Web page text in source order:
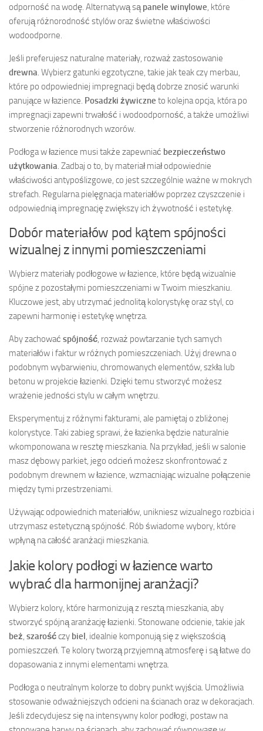
odporność na wodę. Alternatywą są panele winylowe , które
oferują różnorodność stylów oraz świetne właściwości
wodoodporne.
Jeśli preferujesz naturalne materiały, rozważ zastosowanie
drewna . Wybierz gatunki egzotyczne, takie jak teak czy merbau,
które po odpowiedniej impregnacji będą dobrze znosić warunki
panujące w łazience. Posadzki żywiczne to kolejna opcja, która po
impregnacji zapewni trwałość i wodoodporność, a także umożliwi
stworzenie różnorodnych wzorów.
Podłoga w łazience musi także zapewniać bezpieczeństwo
użytkowania . Zadbaj o to, by materiał miał odpowiednie
właściwości antypoślizgowe, co jest szczególnie ważne w mokrych
strefach. Regularna pielęgnacja materiałów poprzez czyszczenie i
odpowiednią impregnację zwiększy ich żywotność i estetykę.
Dobór materiałów pod kątem spójności
wizualnej z innymi pomieszczeniami
Wybierz materiały podłogowe w łazience, które będą wizualnie
spójne z pozostałymi pomieszczeniami w Twoim mieszkaniu.
Kluczowe jest, aby utrzymać jednolitą kolorystykę oraz styl, co
zapewni harmonię i estetykę wnętrza.
Aby zachować spójność , rozważ powtarzanie tych samych
materiałów i faktur w różnych pomieszczeniach. Użyj drewna o
podobnym wybarwieniu, chromowanych elementów, szkła lub
betonu w projekcie łazienki. Dzięki temu stworzyć możesz
wrażenie jedności stylu w całym wnętrzu.
Eksperymentuj z różnymi fakturami, ale pamiętaj o zbliżonej
kolorystyce. Taki zabieg sprawi, że łazienka będzie naturalnie
wkomponowana w resztę mieszkania. Na przykład, jeśli w salonie
masz dębowy parkiet, jego odcień możesz skonfrontować z
podobnym drewnem w łazience, wzmacniając wizualne połączenie
między tymi przestrzeniami.
Używając odpowiednich materiałów, unikniesz wizualnego rozbicia i
utrzymasz estetyczną spójność. Rób świadome wybory, które
wpłyną na całość aranżacji mieszkania.
Jakie kolory podłogi w łazience warto
wybrać dla harmonijnej aranżacji?
Wybierz kolory, które harmonizują z resztą mieszkania, aby
stworzyć spójną aranżację łazienki. Stonowane odcienie, takie jak
beż szarośćczy biel , idealnie komponują się z większością
pomieszczeń. Te kolory tworzą przyjemną atmosferę i są łatwe do
dopasowania z innymi elementami wnętrza.
Podłoga o neutralnym kolorze to dobry punkt wyjścia. Umożliwia
stosowanie odważniejszych odcieni na ścianach oraz w dekoracjach.
Jeśli zdecydujesz się na intensywny kolor podłogi, postaw na